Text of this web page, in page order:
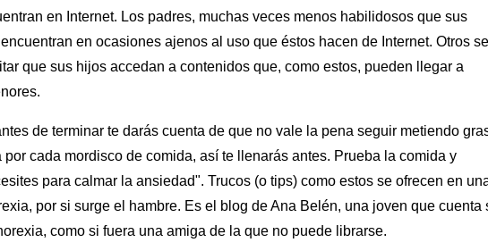
en Internet. Los padres, muchas veces menos habilidosos que sus
en ocasiones ajenos al uso que éstos hacen de Internet. Otros se
que sus hijos accedan a contenidos que, como estos, pueden llegar a
de terminar te darás cuenta de que no vale la pena seguir metiendo
cada mordisco de comida, así te llenarás antes. Prueba la comida y
para calmar la ansiedad". Trucos (o tips) como estos se ofrecen en
por si surge el hambre. Es el blog de Ana Belén, una joven que cuenta
como si fuera una amiga de la que no puede librarse.